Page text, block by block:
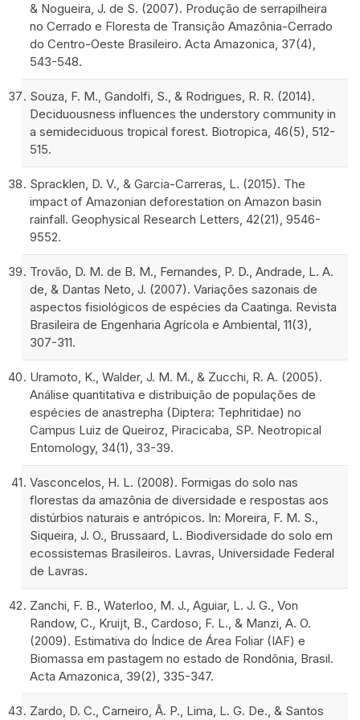
& Nogueira, J. de S. (2007). Produção de serrapilheira
no Cerrado e Floresta de Transição Amazônia-Cerrado
do Centro-Oeste Brasileiro. Acta Amazonica, 37(4),
543-548.
Souza, F. M., Gandolfi, S., & Rodrigues, R. R. (2014).
Deciduousness influences the understory community in
a semideciduous tropical forest. Biotropica, 46(5), 512-
515.
Spracklen, D. V., & Garcia-Carreras, L. (2015). The
impact of Amazonian deforestation on Amazon basin
rainfall. Geophysical Research Letters, 42(21), 9546-
9552.
Trovão, D. M. de B. M., Fernandes, P. D., Andrade, L. A.
de, & Dantas Neto, J. (2007). Variações sazonais de
aspectos fisiológicos de espécies da Caatinga. Revista
Brasileira de Engenharia Agrícola e Ambiental, 11(3),
307-311.
Uramoto, K., Walder, J. M. M., & Zucchi, R. A. (2005).
Análise quantitativa e distribuição de populações de
espécies de anastrepha (Diptera: Tephritidae) no
Campus Luiz de Queiroz, Piracicaba, SP. Neotropical
Entomology, 34(1), 33-39.
Vasconcelos, H. L. (2008). Formigas do solo nas
florestas da amazônia de diversidade e respostas aos
distúrbios naturais e antrópicos. In: Moreira, F. M. S.,
Siqueira, J. O., Brussaard, L. Biodiversidade do solo em
ecossistemas Brasileiros. Lavras, Universidade Federal
de Lavras.
Zanchi, F. B., Waterloo, M. J., Aguiar, L. J. G., Von
Randow, C., Kruijt, B., Cardoso, F. L., & Manzi, A. O.
(2009). Estimativa do Índice de Área Foliar (IAF) e
Biomassa em pastagem no estado de Rondônia, Brasil.
Acta Amazonica, 39(2), 335-347.
Zardo, D. C., Carneiro, Â. P., Lima, L. G. De., & Santos